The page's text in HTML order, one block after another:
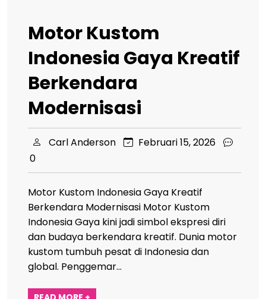
Motor Kustom
Indonesia Gaya Kreatif
Berkendara
Modernisasi
Carl Anderson
Februari 15, 2026
0
Motor Kustom Indonesia Gaya Kreatif
Berkendara Modernisasi Motor Kustom
Indonesia Gaya kini jadi simbol ekspresi diri
dan budaya berkendara kreatif. Dunia motor
kustom tumbuh pesat di Indonesia dan
global. Penggemar…